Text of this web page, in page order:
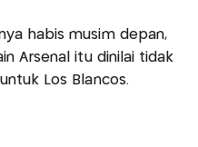
habis musim depan,
Arsenal itu dinilai tidak
Los Blancos.